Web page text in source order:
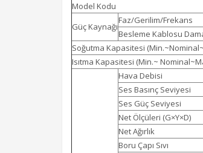
Model Kodu
Güç Kaynağı
Faz/Gerilim/Frekans
Besleme Kablosu
Soğutma Kapasitesi
Isıtma Kapasitesi (Min.~
Hava Debisi
Ses Basınç Seviyesi
Ses Güç Seviyesi
Net Ölçüleri (G×Y×D)
Net Ağırlık
Boru Çapı Sıvı